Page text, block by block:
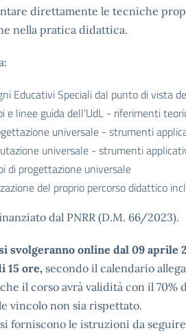
direttamente le tecniche
nella pratica didattica.
Educativi Speciali dal punto di vista
e linee guida dell’UdL - riferimenti
universale - strumenti
universale - strumenti
di progettazione universale
del proprio percorso didattico
dal PNRR (D.M. 66/2023).
svolgeranno online dal 09 aprile
15 ore,secondo il calendario
il corso avrà validità con il 70%
vincolo non sia rispettato.
forniscono le istruzioni da